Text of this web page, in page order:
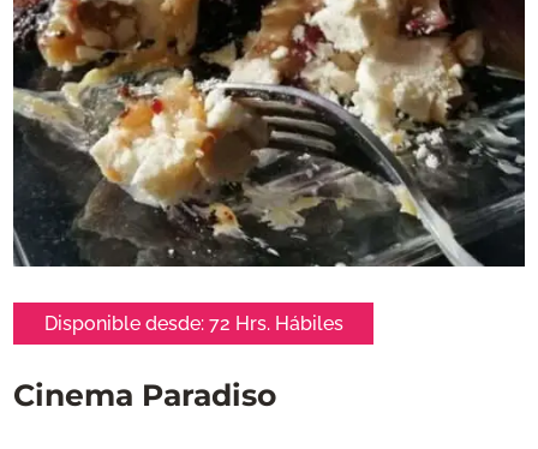
Disponible desde: 72 Hrs. Hábiles
Cinema Paradiso